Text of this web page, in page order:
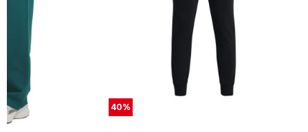
40%